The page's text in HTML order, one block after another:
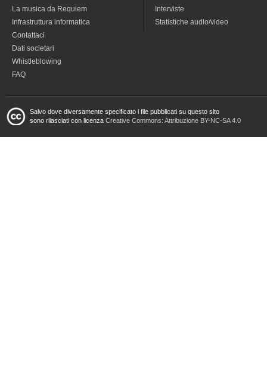
La musica da Requiem
Infrastruttura informatica
Contattaci
Dati societari
Whistleblowing
FAQ
Interviste
Statistiche audio/video
Salvo dove diversamente specificato i file pubblicati su questo sito
sono rilasciati con licenza Creative Commons: Attribuzione BY-NC-SA 4.0